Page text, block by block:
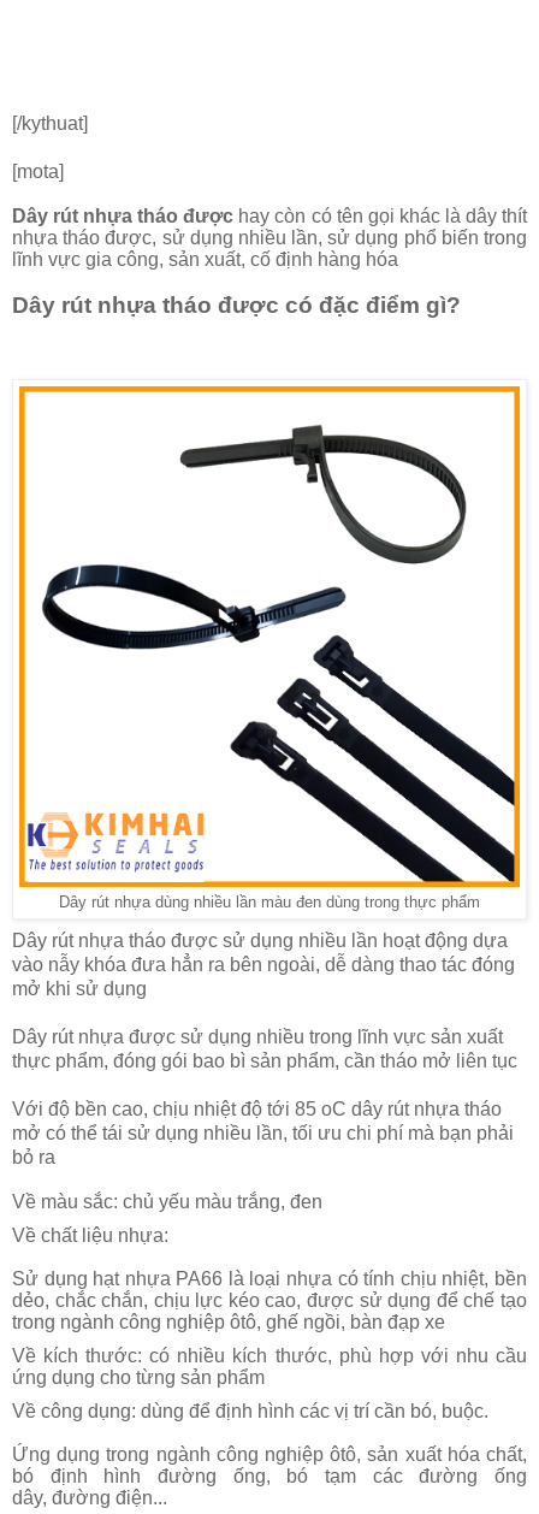
[/kythuat]
[mota]
Dây rút nhựa tháo được hay còn có tên gọi khác là dây thít
nhựa tháo được, sử dụng nhiều lần, sử dụng phổ biến trong
lĩnh vực gia công, sản xuất, cố định hàng hóa
Dây rút nhựa tháo được có đặc điểm gì?
Dây rút nhựa dùng nhiều lần màu đen dùng trong thực phẩm
Dây rút nhựa tháo được sử dụng nhiều lần hoạt động dựa
vào nẫy khóa đưa hẳn ra bên ngoài, dễ dàng thao tác đóng
mở khi sử dụng
Dây rút nhựa được sử dụng nhiều trong lĩnh vực sản xuất
thực phẩm, đóng gói bao bì sản phẩm, cần tháo mở liên tục
Với độ bền cao, chịu nhiệt độ tới 85 oC dây rút nhựa tháo
mở có thể tái sử dụng nhiều lần, tối ưu chi phí mà bạn phải
bỏ ra
Về màu sắc: chủ yếu màu trắng, đen
Về chất liệu nhựa:
Sử dụng hạt nhựa PA66 là loại nhựa có tính chịu nhiệt, bền
dẻo, chắc chắn, chịu lực kéo cao, được sử dụng để chế tạo
trong ngành công nghiệp ôtô, ghế ngồi, bàn đạp xe
Về kích thước: có nhiều kích thước, phù hợp với nhu cầu
ứng dụng cho từng sản phẩm
Về công dụng: dùng để định hình các vị trí cần bó, buộc.
Ứng dụng trong ngành công nghiệp ôtô, sản xuất hóa chất,
bó định hình đường ống, bó tạm các đường ống
dây, đường điện...